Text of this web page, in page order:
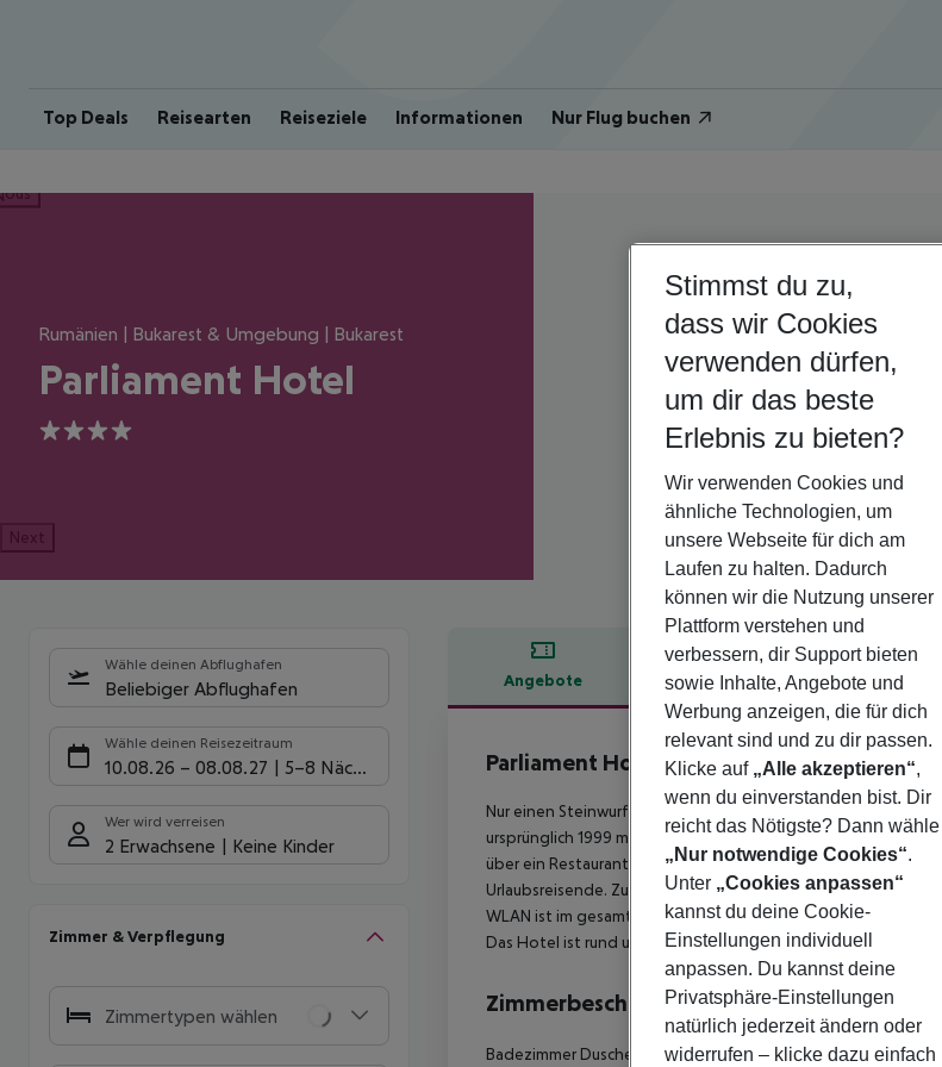
Top Deals Reisearten Reiseziele Informationen Nur Flug buchen
Rumänien | Bukarest & Umgebung | Bukarest
Parliament Hotel
4
Next
Wähle deinen Abflughafen
Beliebiger Abflughafen
Wähle deinen Reisezeitraum
10.08.26 – 08.08.27 5-8 Nächte
Wer wird verreisen
2 Erwachsene Keine Kinder
Zimmer & Verpflegung
Zimmertypen wählen
Angebote Hotelbeschreibung
Hotelbeschreibung
Parliament Hotel
Nur einen Steinwurf vom Parlamentspalast und 20
ursprünglich 1999 mit 20 Zimmern erbaut wurde, heute 74
über ein Restaurant, ein Bistro, bis zu drei Konferenzräume
Urlaubsreisende. Zu den zusätzlichen Dienstleistungen
WLAN ist im gesamten Hotel verfügbar, einschließlich der
Das Hotel ist rund um die Uhr geöffnet.
Zimmerbeschreibung
Badezimmer Dusche Badewanne Haartrockner Fernseher
Stimmst du zu,
dass wir Cookies
verwenden dürfen,
um dir das beste
Erlebnis zu bieten?
Wir verwenden Cookies und
ähnliche Technologien, um
unsere Webseite für dich am
Laufen zu halten. Dadurch
können wir die Nutzung unserer
Plattform verstehen und
verbessern, dir Support bieten
sowie Inhalte, Angebote und
Werbung anzeigen, die für dich
relevant sind und zu dir passen.
Klicke auf „Alle akzeptieren“,
wenn du einverstanden bist. Dir
reicht das Nötigste? Dann wähle
„Nur notwendige Cookies“.
Unter „Cookies anpassen“
kannst du deine Cookie-
Einstellungen individuell
anpassen. Du kannst deine
Privatsphäre-Einstellungen
natürlich jederzeit ändern oder
widerrufen – klicke dazu einfach